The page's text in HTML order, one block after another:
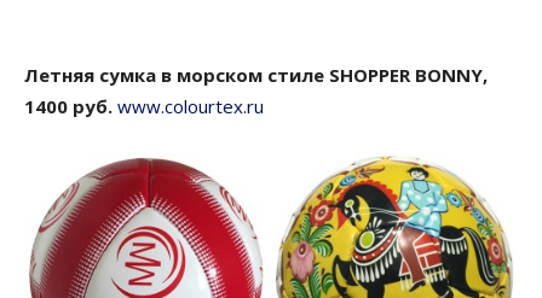
Летняя сумка в морском стиле SHOPPER BONNY,
1400 руб. www.colourtex.ru